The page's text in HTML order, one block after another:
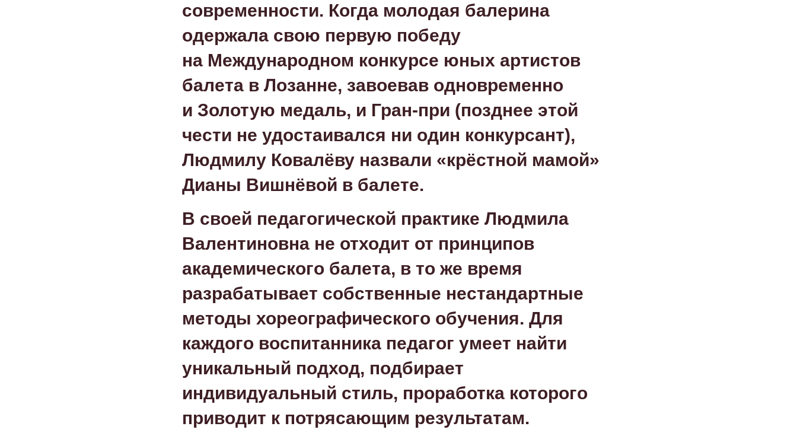
современности. Когда молодая балерина
одержала свою первую победу
на Международном конкурсе юных артистов
балета в Лозанне, завоевав одновременно
и Золотую медаль, и Гран-при (позднее этой
чести не удостаивался ни один конкурсант),
Людмилу Ковалёву назвали «крёстной мамой»
Дианы Вишнёвой в балете.
В своей педагогической практике Людмила
Валентиновна не отходит от принципов
академического балета, в то же время
разрабатывает собственные нестандартные
методы хореографического обучения. Для
каждого воспитанника педагог умеет найти
уникальный подход, подбирает
индивидуальный стиль, проработка которого
приводит к потрясающим результатам.